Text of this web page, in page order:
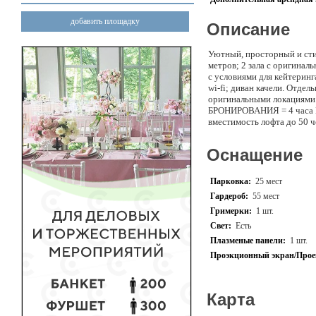
добавить площадку Описание
Уютный, просторный и
метров; 2 зала с
с условиями для
wi-fi; диван качели.
оригинальными
БРОНИРОВАНИЯ = 4 часа
вместимость лофта до
4-ч часов) с 22:00 до
4-х часов входит (1 зал):
чайник, свч печь, проф
• Мебель (диван + есть
система JBL; • Телевизор
• WI-FI; • Лаунж зона;
стаканы, бокалы,
(если у Вас бумажная
мероприятие Менеждер
реквизитом, ведущими,
Оснащение
Парковка: 25 мест
Гардероб: 55 мест
Гримерки: 1 шт.
Свет: Есть
Плазменые панели: 1 шт.
Проэкционный экран/
Карта